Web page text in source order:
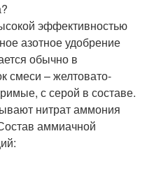
эффективностью
азотное удобрение
обычно в
смеси – желтовато-
с серой в составе.
нитрат аммония
аммиачной